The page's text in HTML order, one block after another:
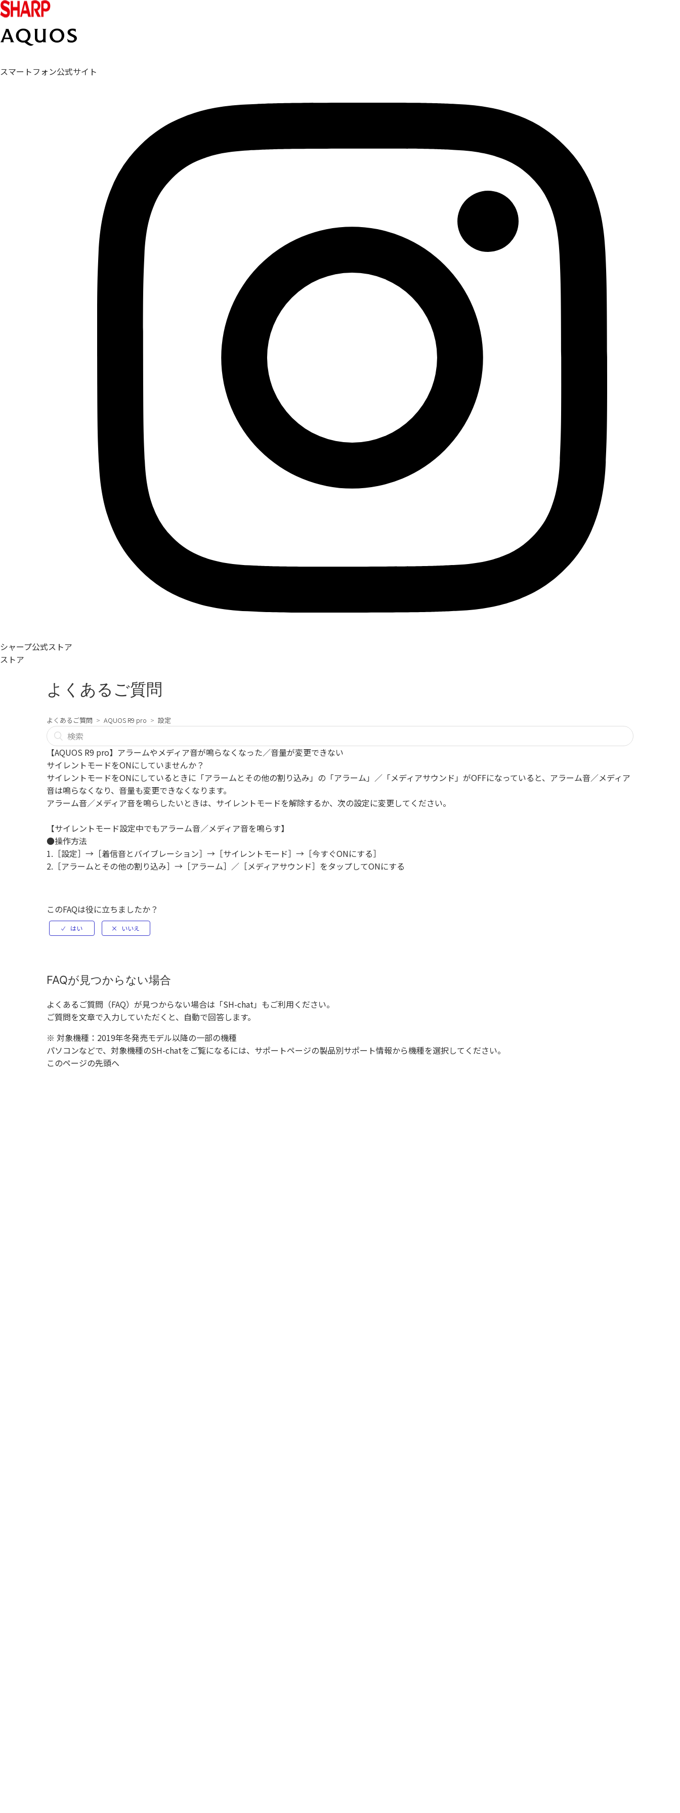
スマートフォン公式サイト
シャープ公式ストア
ストア
よくあるご質問
よくあるご質問 AQUOS R9 pro 設定
【AQUOS R9 pro】アラームやメディア音が鳴らなくなった／音量が変更できない
サイレントモードをONにしていませんか？
サイレントモードをONにしているときに「アラームとその他の割り込み」の「アラーム」／「メディアサウンド」がOFFになっていると、アラーム音／メディア
音は鳴らなくなり、音量も変更できなくなります。
アラーム音／メディア音を鳴らしたいときは、サイレントモードを解除するか、次の設定に変更してください。
【サイレントモード設定中でもアラーム音／メディア音を鳴らす】
●操作方法
1.［設定］→［着信音とバイブレーション］→［サイレントモード］→［今すぐONにする］
2.［アラームとその他の割り込み］→［アラーム］／［メディアサウンド］をタップしてONにする
このFAQは役に立ちましたか？
FAQが見つからない場合
よくあるご質問（FAQ）が見つからない場合は「SH-chat」もご利用ください。
ご質問を文章で入力していただくと、自動で回答します。
※ 対象機種：2019年冬発売モデル以降の一部の機種
パソコンなどで、対象機種のSH-chatをご覧になるには、サポートページの製品別サポート情報から機種を選択してください。
このページの先頭へ